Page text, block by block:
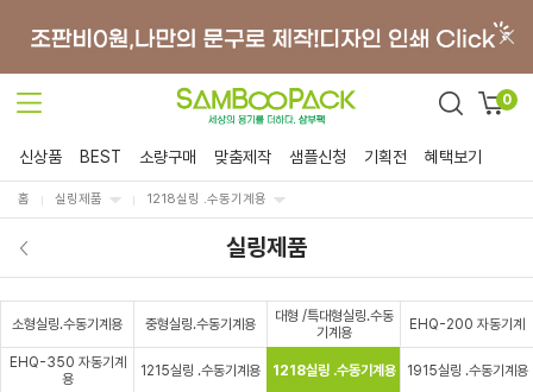
0
신상품 BEST 소량구매 맞춤제작 샘플신청 기획전 혜택보기
홈 실링제품 1218실링 .수동기계용
실링제품
소형실링.수동기계용 중형실링.수동기계용
대형 /특대형실링.수동
기계용
EHQ-200 자동기계
EHQ-350 자동기계
용
1215실링 .수동기계용 1218실링 .수동기계용 1915실링 .수동기계용